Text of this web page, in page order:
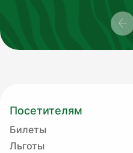
Посетителям
Билеты
Льготы